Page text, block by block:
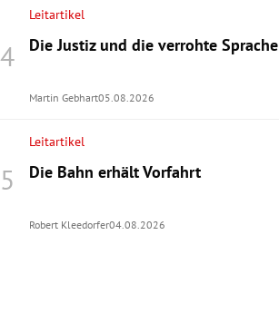
Leitartikel
Die Justiz und die verrohte Sprache
Martin Gebhart05.08.2026
Leitartikel
Die Bahn erhält Vorfahrt
Robert Kleedorfer04.08.2026